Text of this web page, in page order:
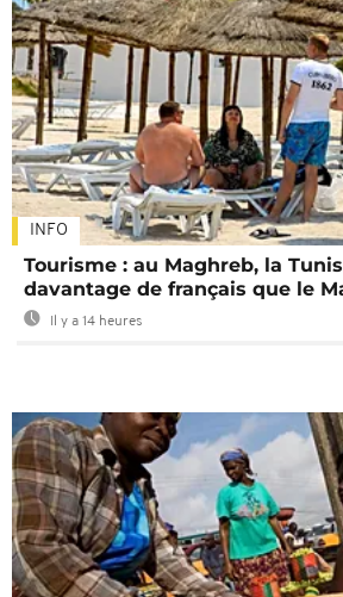
INFO
Tourisme : au Maghreb, la
davantage de français que le
Il y a 14 heures